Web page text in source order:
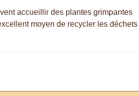
accueillir des plantes grimpantes
moyen de recycler les déchets